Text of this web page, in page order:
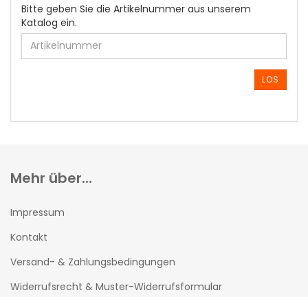
BITTE
GEBEN
SIE
DIE
ARTIKELNUMMER
EIN.
Bitte geben Sie die Artikelnummer aus unserem
Katalog ein.
LOS
Mehr über...
Impressum
Kontakt
Versand- & Zahlungsbedingungen
Widerrufsrecht & Muster-Widerrufsformular